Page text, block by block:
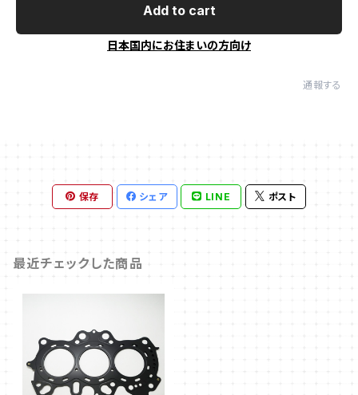
Add to cart
日本国内にお住まいの方向け
通報する
保存 シェア LINE ポスト
最近チェックした商品